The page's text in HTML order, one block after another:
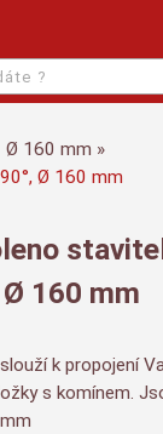
Ø 160 mm
Ø 160 mm
Ø 160 mm
k propojení
s komínem.